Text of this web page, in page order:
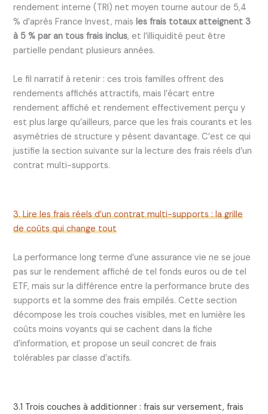
rendement interne (TRI) net moyen tourne autour de 5,4
% d’après France Invest, maisles frais totaux atteignent 3
à 5 % par an tous frais inclus, et l’illiquidité peut être
partielle pendant plusieurs années.
Le fil narratif à retenir : ces trois familles offrent des
rendements affichés attractifs, mais l’écart entre
rendement affiché et rendement effectivement perçu y
est plus large qu’ailleurs, parce que les frais courants et les
asymétries de structure y pèsent davantage. C’est ce qui
justifie la section suivante sur la lecture des frais réels d’un
contrat multi-supports.
3. Lire les frais réels d’un contrat multi-supports : la grille
de coûts qui change tout
La performance long terme d’une assurance vie ne se joue
pas sur le rendement affiché de tel fonds euros ou de tel
ETF, mais sur la différence entre la performance brute des
supports et la somme des frais empilés. Cette section
décompose les trois couches visibles, met en lumière les
coûts moins voyants qui se cachent dans la fiche
d’information, et propose un seuil concret de frais
tolérables par classe d’actifs.
3.1 Trois couches à additionner : frais sur versement, frais